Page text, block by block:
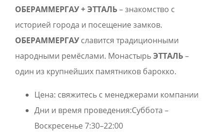
ОБЕРАMМЕРГАУ + ЭТТАЛЬ– знакомство с
историей города и посещение замков.
ОБЕРАMМЕРГАУславится традиционными
народными ремёслами. МонастырьЭТТАЛЬ–
один из крупнейших памятников барокко.
Цена: свяжитесь с менеджерами компании
Дни и время проведения:Суббота –
Воскресенье 7:30–22:00